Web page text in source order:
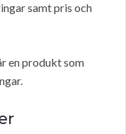
samt pris och
en produkt som